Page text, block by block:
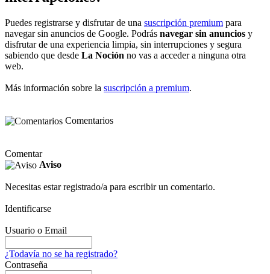
Puedes registrarse y disfrutar de una suscripción premium para
navegar sin anuncios de Google. Podrás navegar sin anuncios y
disfrutar de una experiencia limpia, sin interrupciones y segura
sabiendo que desde La Noción no vas a acceder a ninguna otra
web.
Más información sobre la suscripción a premium.
Comentarios
Comentar
Aviso
Necesitas estar registrado/a para escribir un comentario.
Identificarse
Usuario o Email
¿Todavía no se ha registrado?
Contraseña